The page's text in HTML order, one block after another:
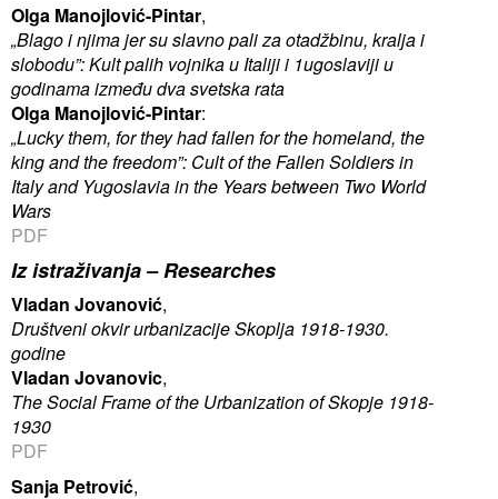
Olga Manojlović-Pintar,
„Blago i njima jer su slavno pali za otadžbinu, kralja i
slobodu”: Kult palih vojnika u Italiji i 1ugoslaviji u
godinama između dva svetska rata
Olga Manojlović-Pintar:
„Lucky them, for they had fallen for the homeland, the
king and the freedom”: Cult of the Fallen Soldiers in
Italy and Yugoslavia in the Years between Two World
Wars
PDF
Iz istraživanja –Researches
Vladan Jovanović,
Društveni okvir urbanizacije Skoplja 1918-1930.
godine
Vladan Jovanovic,
The Social Frame of the Urbanization of Skopje 1918-
1930
PDF
Sanja Petrović,